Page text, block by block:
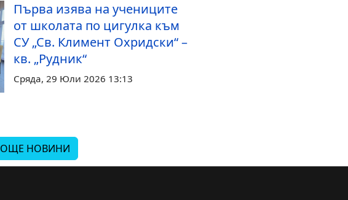
Първа изява на учениците
от школата по цигулка към
СУ „Св. Климент Охридски“ –
кв. „Рудник“
Сряда, 29 Юли 2026 13:13
ОЩЕ НОВИНИ